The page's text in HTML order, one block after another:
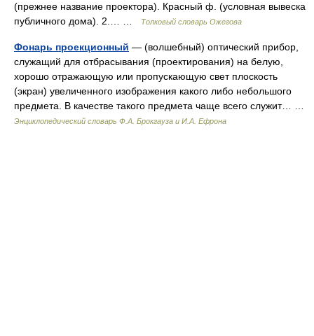
(прежнее название проектора). Красный ф. (условная вывеска
публичного дома). 2.… …
Толковый словарь Ожегова
Фонарь проекционный — (волшебный) оптический прибор,
служащий для отбрасывания (проектирования) на белую,
хорошо отражающую или пропускающую свет плоскость
(экран) увеличенного изображения какого либо небольшого
предмета. В качестве такого предмета чаще всего служит… …
Энциклопедический словарь Ф.А. Брокгауза и И.А. Ефрона